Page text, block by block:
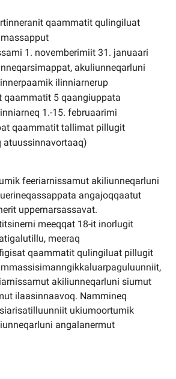
qaammatit qulingiluat
1. novemberimiit 31. januaari
akuliunneqarluni
ilinniarnerup
qaammatit 5 qaangiuppata
1.-15. februaarimi
qaammatit tallimat pillugit
atuussinnavortaaq)
feeriarnissamut akiliunneqarluni
angajoqqaatut
uppernarsassavat.
meeqqat 18-it inorlugit
meeraq
qaammatit qulingiluat pillugit
akiliunneqarluni siumut
ilaasinnaavoq. Nammineq
ukiumoortumik
angalanermut